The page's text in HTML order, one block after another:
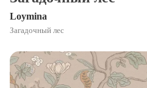
Loymina
Загадочный лес